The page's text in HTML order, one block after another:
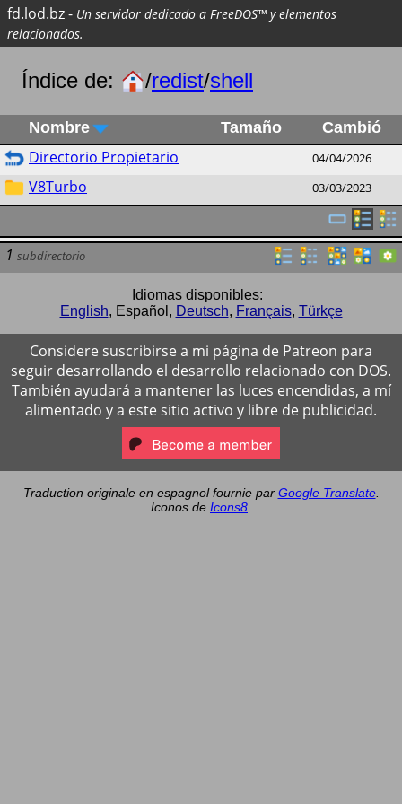
fd.lod.bz- Un servidor dedicado a FreeDOS™ y elementos
relacionados.
Índice de: /redist/shell
Nombre Tamaño Cambió
Directorio Propietario 04/04/2026
V8Turbo 03/03/2023
1 subdirectorio
Idiomas disponibles:
English, Español , Deutsch, Français, Türkçe
Considere suscribirse a mi página de Patreon para
seguir desarrollando el desarrollo relacionado con DOS.
También ayudará a mantener las luces encendidas, a mí
alimentado y a este sitio activo y libre de publicidad.
Traduction originale en espagnol fournie par Google Translate.
Iconos de Icons8